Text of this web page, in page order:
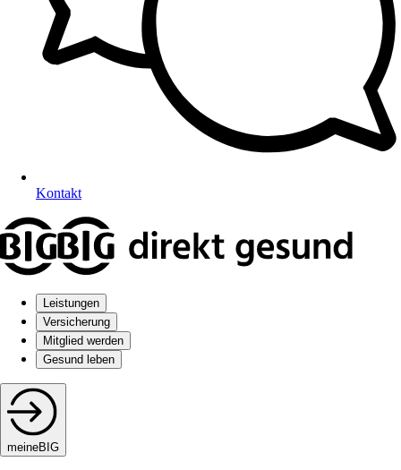
Kontakt
Leistungen
Versicherung
Mitglied werden
Gesund leben
meineBIG